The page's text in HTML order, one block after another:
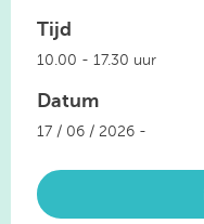
Tijd
10.00 - 17.30 uur
Datum
17 / 06 / 2026 -